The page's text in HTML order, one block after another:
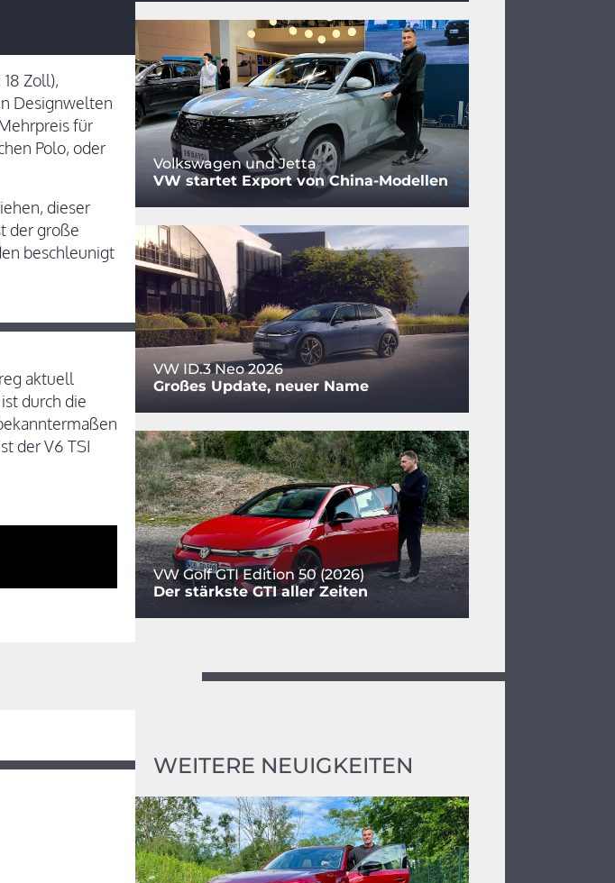
Zoll),
Designwelten
für
Polo, oder
dieser
der große
beschleunigt
aktuell
durch die
der V6 TSI
Volkswagen und Jetta
VW startet Export von China-Modellen
VW ID.3 Neo 2026
Großes Update, neuer Name
VW Golf GTI Edition 50 (2026)
Der stärkste GTI aller Zeiten
WEITERE NEUIGKEITEN